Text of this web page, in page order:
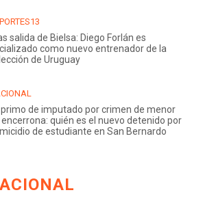
salida de Bielsa: Diego Forlán es
como nuevo entrenador de la
de Uruguay
primo de imputado por crimen de menor
quién es el nuevo detenido por
de estudiante en San Bernardo